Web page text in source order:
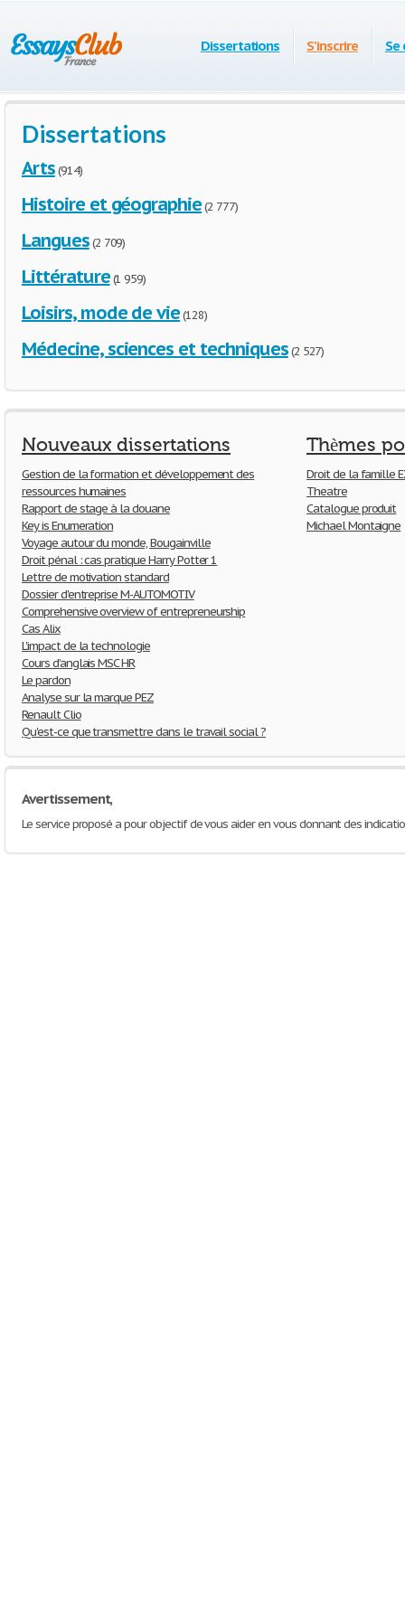
Dissertations S'inscrire Se
Dissertations
Arts(914)
Histoire et géographie(2 777)
Langues(2 709)
Littérature(1 959)
Loisirs, mode de vie(128)
Médecine, sciences et techniques(2 527)
Nouveaux dissertations
Gestion de la formation et développement des
ressources humaines
Rapport de stage à la douane
Key is Enumeration
Voyage autour du monde, Bougainville
Droit pénal : cas pratique Harry Potter 1
Lettre de motivation standard
Dossier d'entreprise M-AUTOMOTIV
Comprehensive overview of entrepreneurship
Cas Alix
L'impact de la technologie
Cours d’anglais MSC HR
Le pardon
Analyse sur la marque PEZ
Renault Clio
Qu'est-ce que transmettre dans le travail social ?
Thèmes
Droit de la famille
Theatre
Catalogue produit
Michael Montaigne
Avertissement,
Le service proposé a pour objectif de vous aider en vous donnant des